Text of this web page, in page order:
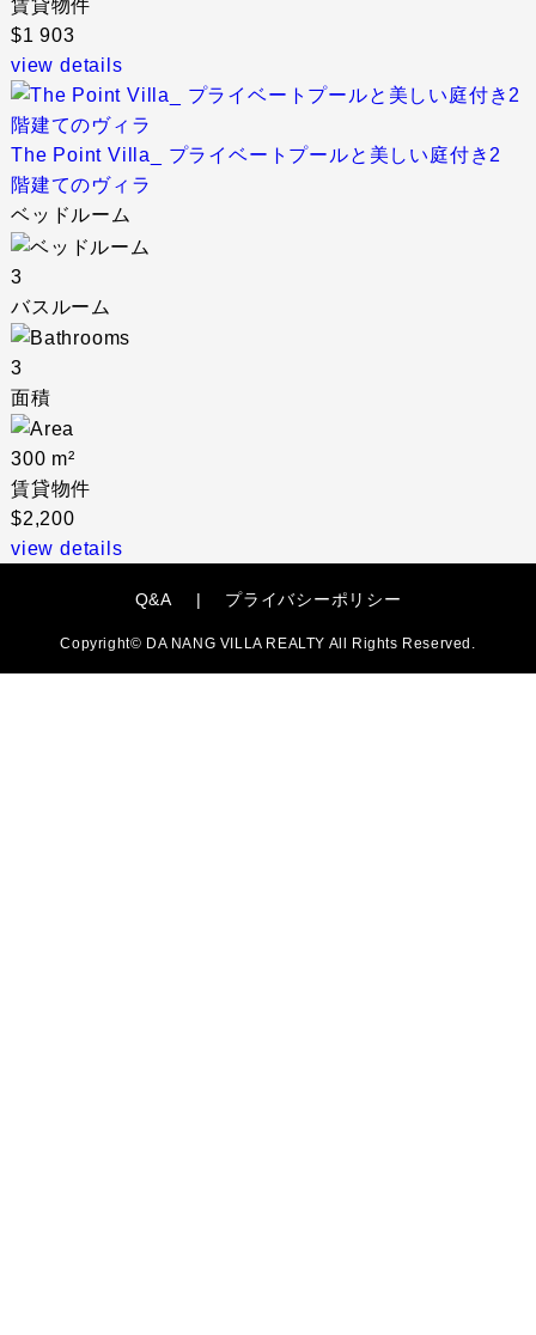
賃貸物件
$1 903
view details
The Point Villa_ プライベートプールと美しい庭付き2
階建てのヴィラ
ベッドルーム
3
バスルーム
3
面積
300 m²
賃貸物件
$2,200
view details
Q&A | プライバシーポリシー
Copyright© DA NANG VILLA REALTY All Rights Reserved.